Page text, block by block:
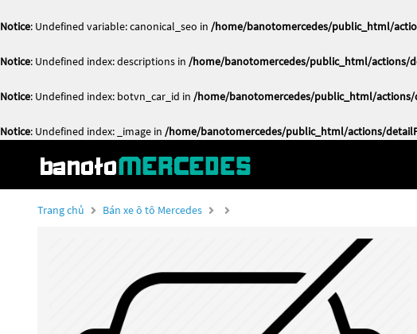
Notice: Undefined variable: canonical_seo in /home/banotomercedes/public_html/
Notice: Undefined index: descriptions in /home/banotomercedes/public_html/actions/
Notice: Undefined index: botvn_car_id in /home/banotomercedes/public_html/actions/
Notice: Undefined index: _image in /home/banotomercedes/public_html/actions/
Trang chủ Bán xe ô tô Mercedes